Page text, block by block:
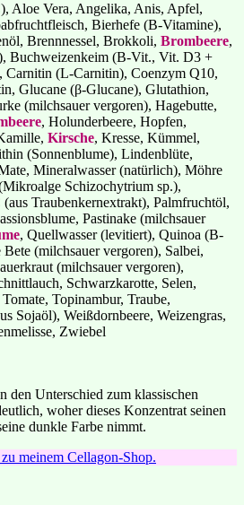
Aloe Vera, Angelika, Anis, Apfel,
Bierhefe (B-Vitamine),
Brennnessel, Brokkoli, Brombeere,
Buchweizenkeim (B-Vit., Vit. D3 +
Carnitin (L-Carnitin), Coenzym Q10,
Glucane (β-Glucane), Glutathion,
(milchsauer vergoren), Hagebutte,
, Holunderbeere, Hopfen,
Kirsche, Kresse, Kümmel,
(Sonnenblume), Lindenblüte,
Mineralwasser (natürlich), Möhre
Schizochytrium sp.),
Traubenkernextrakt), Palmfruchtöl,
Pastinake (milchsauer
, Quellwasser (levitiert), Quinoa (B-
(milchsauer vergoren), Salbei,
(milchsauer vergoren),
Schwarzkarotte, Selen,
Topinambur, Traube,
Sojaöl), Weißdornbeere, Weizengras,
Zwiebel
den Unterschied zum klassischen
woher dieses Konzentrat seinen
dunkle Farbe nimmt.
meinem Cellagon-Shop.